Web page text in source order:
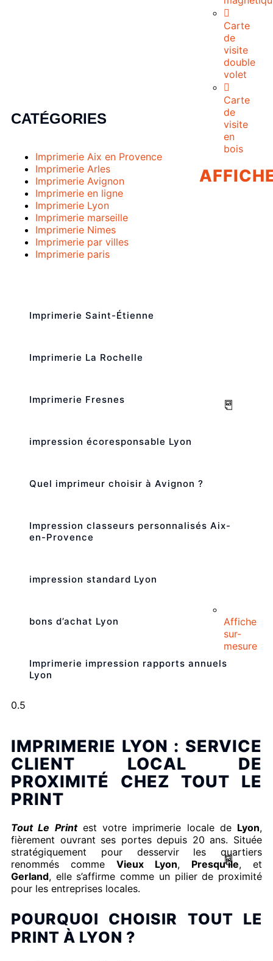
Carte
de
visite
double
volet
Carte
de
visite
en
bois
Affiche
sur-
mesure
CATÉGORIES
Imprimerie Aix en Provence
Imprimerie Arles
Imprimerie Avignon
Imprimerie en ligne
Imprimerie Lyon
Imprimerie marseille
Imprimerie Nimes
Imprimerie par villes
Imprimerie paris
Imprimerie Saint-Étienne
Imprimerie La Rochelle
Imprimerie Fresnes
impression écoresponsable Lyon
Quel imprimeur choisir à Avignon ?
Impression classeurs personnalisés Aix-
en-Provence
impression standard Lyon
bons d’achat Lyon
Imprimerie impression rapports annuels
Lyon
IMPRIMERIE LYON : SERVICE
CLIENT LOCAL DE
PROXIMITÉ CHEZ TOUT LE
PRINT
Tout Le Printest votre imprimerie locale de Lyon,
fièrement ouvrant ses portes depuis 20 ans. Située
stratégiquement pour desservir les quartiers
renommés comme Vieux Lyon, Presqu’île, et
Gerland, elle s’affirme comme un pilier de proximité
pour les entreprises locales.
POURQUOI CHOISIR TOUT LE
PRINT À LYON ?